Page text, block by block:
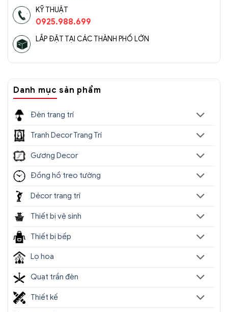
KỸ THUẬT
0925.988.699
LẮP ĐẶT TẠI CÁC THÀNH PHỐ LỚN
Danh mục sản phẩm
Đèn trang trí
Tranh Decor Trang Trí
Gương Decor
Đồng hồ treo tường
Décor trang trí
Thiết bị vệ sinh
Thiết bị bếp
Lọ hoa
Quạt trần đèn
Thiết kế